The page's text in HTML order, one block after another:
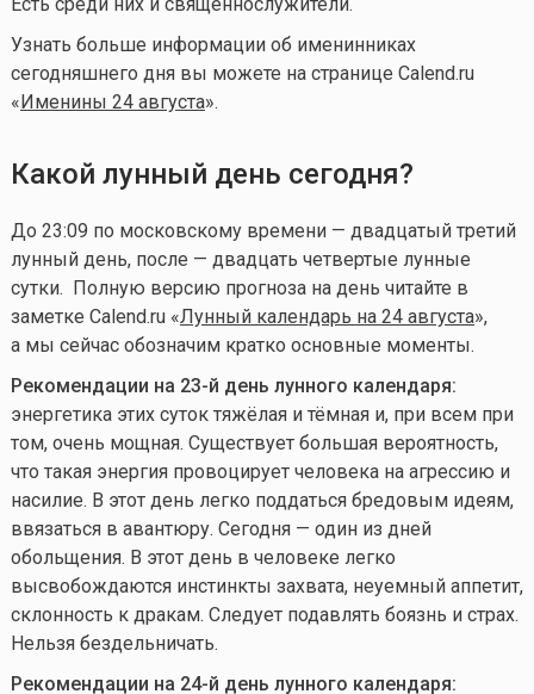
Узнать больше информации об именинниках
сегодняшнего дня вы можете на странице Calend.ru
«Именины 24 августа».
Какой лунный день сегодня?
До 23:09 по московскому времени — двадцатый третий
лунный день, после — двадцать четвертые лунные
сутки. Полную версию прогноза на день читайте в
заметке Calend.ru «Лунный календарь на 24 августа»,
а мы сейчас обозначим кратко основные моменты.
Рекомендации на 23-й день лунного календаря:
энергетика этих суток тяжёлая и тёмная и, при всем при
том, очень мощная. Существует большая вероятность,
что такая энергия провоцирует человека на агрессию и
насилие. В этот день легко поддаться бредовым идеям,
ввязаться в авантюру. Сегодня — один из дней
обольщения. В этот день в человеке легко
высвобождаются инстинкты захвата, неуемный аппетит,
склонность к дракам. Следует подавлять боязнь и страх.
Нельзя бездельничать.
Рекомендации на 24-й день лунного календаря: